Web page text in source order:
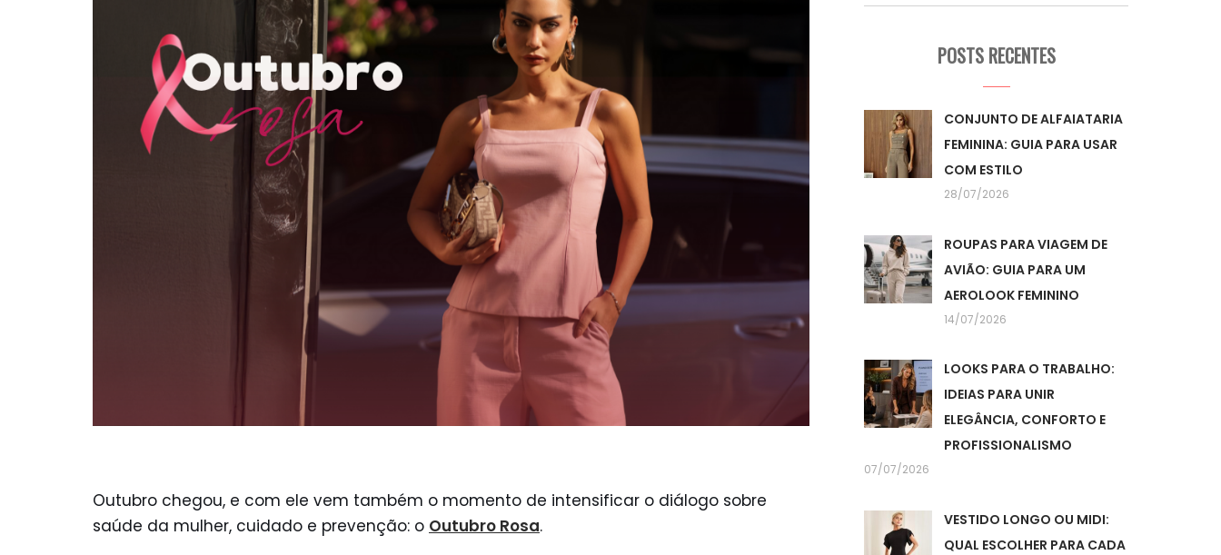
Outubro chegou, e com ele vem também o momento de intensificar o diálogo sobre
saúde da mulher, cuidado e prevenção: o Outubro Rosa.
POSTS RECENTES
CONJUNTO DE ALFAIATARIA
FEMININA: GUIA PARA USAR
COM ESTILO
28/07/2026
ROUPAS PARA VIAGEM DE
AVIÃO: GUIA PARA UM
AEROLOOK FEMININO
14/07/2026
LOOKS PARA O TRABALHO:
IDEIAS PARA UNIR
ELEGÂNCIA, CONFORTO E
PROFISSIONALISMO
07/07/2026
VESTIDO LONGO OU MIDI:
QUAL ESCOLHER PARA CADA